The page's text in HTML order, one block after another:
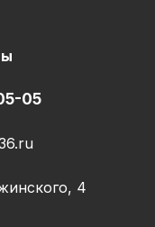
05
4